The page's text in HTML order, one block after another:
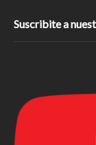
Suscribite a